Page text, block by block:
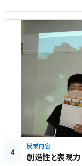
4
授業内容
創造性と表現力